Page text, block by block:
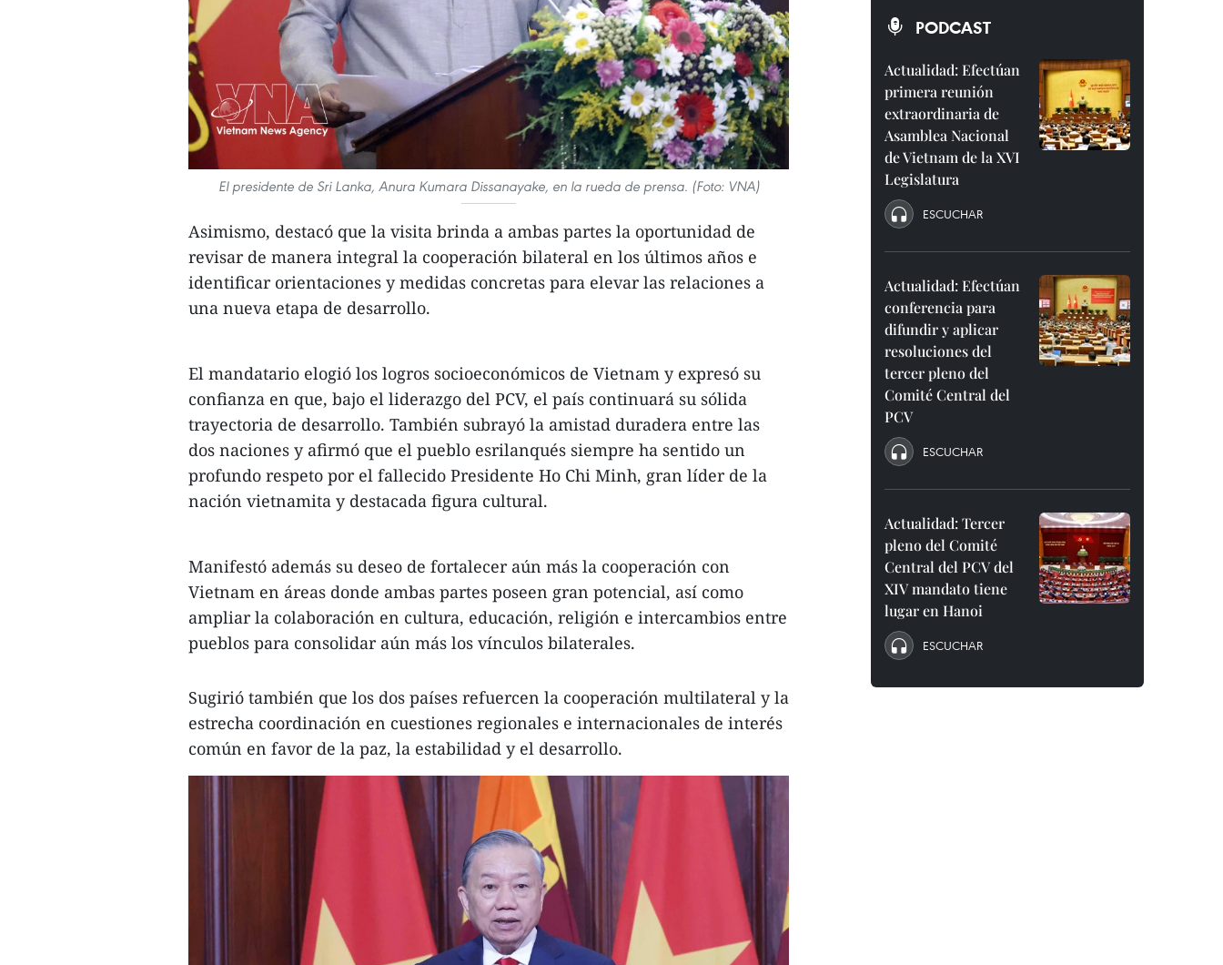
El presidente de Sri Lanka, Anura Kumara Dissanayake, en la rueda de prensa. (Foto: VNA)
Asimismo, destacó que la visita brinda a ambas partes la oportunidad de
revisar de manera integral la cooperación bilateral en los últimos años e
identificar orientaciones y medidas concretas para elevar las relaciones a
una nueva etapa de desarrollo.
El mandatario elogió los logros socioeconómicos de Vietnam y expresó su
confianza en que, bajo el liderazgo del PCV, el país continuará su sólida
trayectoria de desarrollo. También subrayó la amistad duradera entre las
dos naciones y afirmó que el pueblo esrilanqués siempre ha sentido un
profundo respeto por el fallecido Presidente Ho Chi Minh, gran líder de la
nación vietnamita y destacada figura cultural.
Manifestó además su deseo de fortalecer aún más la cooperación con
Vietnam en áreas donde ambas partes poseen gran potencial, así como
ampliar la colaboración en cultura, educación, religión e intercambios entre
pueblos para consolidar aún más los vínculos bilaterales.
Sugirió también que los dos países refuercen la cooperación multilateral y la
estrecha coordinación en cuestiones regionales e internacionales de interés
común en favor de la paz, la estabilidad y el desarrollo.
PODCAST
Actualidad: Efectúan
primera reunión
extraordinaria de
Asamblea Nacional
de Vietnam de la XVI
Legislatura
ESCUCHAR
Actualidad: Efectúan
conferencia para
difundir y aplicar
resoluciones del
tercer pleno del
Comité Central del
PCV
ESCUCHAR
Actualidad: Tercer
pleno del Comité
Central del PCV del
XIV mandato tiene
lugar en Hanoi
ESCUCHAR